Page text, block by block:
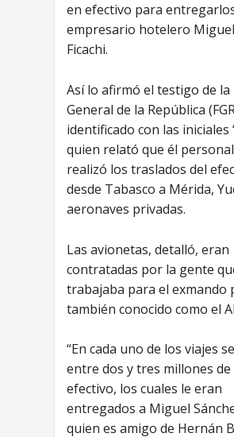
en efectivo para
empresario hotelero
Ficachi.
Así lo afirmó el testigo de la
General de la República
identificado con las iniciales
quien relató que él
realizó los traslados del
desde Tabasco a Mérida,
aeronaves privadas.
Las avionetas, detalló, eran
contratadas por la gente
trabajaba para el exmando
también conocido como el
“En cada uno de los viajes
entre dos y tres millones de
efectivo, los cuales le eran
entregados a Miguel
quien es amigo de Hernán